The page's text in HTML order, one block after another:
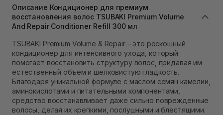
Самовывоз г. Львов ул. Степана Бандеры 43
В наличии
Самовывоз Ровно
Самовывоз г. Ровно, ул. Кулика и Гудачека 23 (ТЦ
Экватор)
Нет в наличии!
Описание Кондиционер для премиум
восстановления волос TSUBAKI Premium Volume
And Repair Conditioner Refill 300 мл
TSUBAKI Premium Volume & Repair – это роскошный
кондиционер для интенсивного ухода, который
помогает восстановить структуру волос, придавая им
естественный объем и шелковистую гладкость.
Благодаря уникальной формуле с маслом семян камелии,
аминокислотами и питательными компонентами,
средство восстанавливает даже сильно поврежденные
волосы, делая их крепкими, послушными и блестящими.